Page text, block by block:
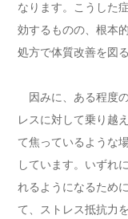
なります。こうした
効するものの、根本
処方で体質改善を図
因みに、ある程度
レスに対して乗り越
て焦っているような
しています。いずれ
れるようになるため
て、ストレス抵抗力